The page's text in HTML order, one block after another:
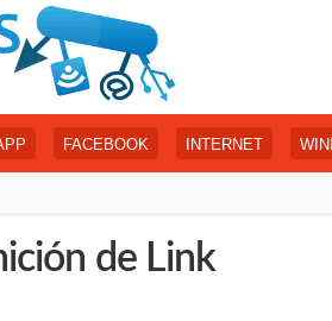
FACEBOOK INTERNET
de Link